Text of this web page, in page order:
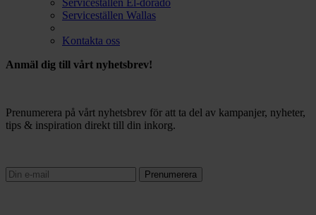
Serviceställen Wallas
Kontakta oss
Anmäl dig till vårt nyhetsbrev!
Prenumerera på vårt nyhetsbrev för att ta del av kampanjer, nyheter,
tips & inspiration direkt till din inkorg.
Prenumerera